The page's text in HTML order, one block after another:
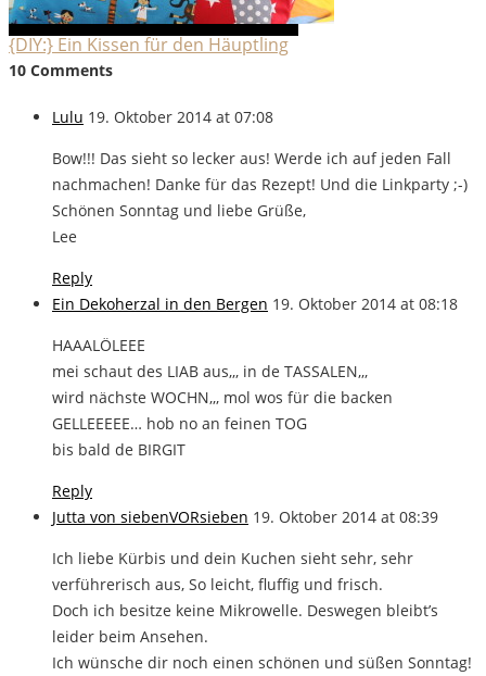
{DIY:} Ein Kissen für den Häuptling
10 Comments
Lulu 19. Oktober 2014 at 07:08
Bow!!! Das sieht so lecker aus! Werde ich auf jeden Fall
nachmachen! Danke für das Rezept! Und die Linkparty ;-)
Schönen Sonntag und liebe Grüße,
Lee
Reply
Ein Dekoherzal in den Bergen 19. Oktober 2014 at 08:18
HAAALÖLEEE
mei schaut des LIAB aus,,, in de TASSALEN,,,
wird nächste WOCHN,,, mol wos für die backen
GELLEEEEE… hob no an feinen TOG
bis bald de BIRGIT
Reply
Jutta von siebenVORsieben 19. Oktober 2014 at 08:39
Ich liebe Kürbis und dein Kuchen sieht sehr, sehr
verführerisch aus, So leicht, fluffig und frisch.
Doch ich besitze keine Mikrowelle. Deswegen bleibt’s
leider beim Ansehen.
Ich wünsche dir noch einen schönen und süßen Sonntag!